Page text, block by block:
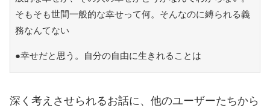
そもそも世間一般的な幸せって何。そんなのに縛られる義
務なんてない
●幸せだと思う。自分の自由に生きれることは
深く考えさせられるお話に、他のユーザーたちから